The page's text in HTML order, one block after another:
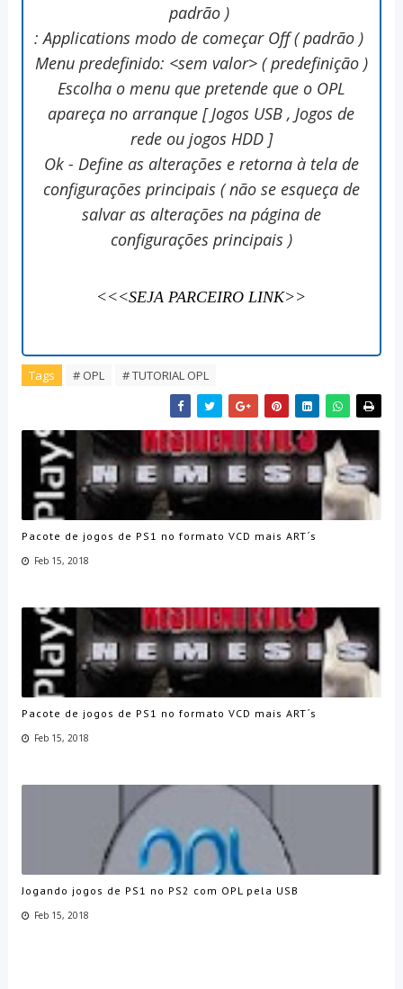
padrão )
: Applications modo de começar Off ( padrão )
Menu predefinido: <sem valor> ( predefinição )
Escolha o menu que pretende que o OPL
apareça no arranque [ Jogos USB , Jogos de
rede ou jogos HDD ]
Ok - Define as alterações e retorna à tela de
configurações principais ( não se esqueça de
salvar as alterações na página de
configurações principais )
<<<SEJA PARCEIRO LINK>>
Tags # OPL # TUTORIAL OPL
Pacote de jogos de PS1 no formato VCD mais ART´s
Feb 15, 2018
Pacote de jogos de PS1 no formato VCD mais ART´s
Feb 15, 2018
Jogando jogos de PS1 no PS2 com OPL pela USB
Feb 15, 2018